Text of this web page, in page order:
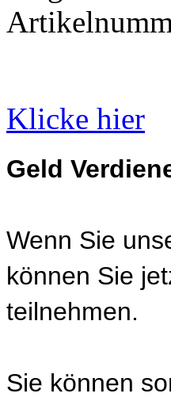
Klicke hier
Geld
Wenn Sie
können Sie
teilnehmen.
Sie können